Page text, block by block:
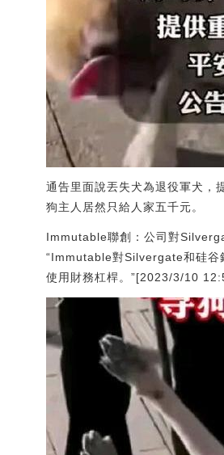
通告里面說丟失犬為退役軍犬，
狗主人居然只給人家五千元。
Immutable聯創：公司對
“Immutable對Silvergate和硅谷
使用財務杠桿。”[2023/3/10